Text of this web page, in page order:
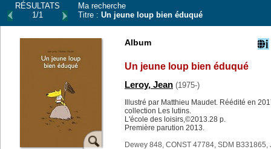
RÉSULTATS
1/1
Ma recherche
Titre : Un jeune loup bien éduqué
Album
Un jeune loup bien éduqué
Leroy, Jean (1975-)
Illustré par Matthieu Maudet. Réédité en
collection Les lutins.
L'école des loisirs,©2013.28 p.
Première parution 2013.
Dewey 848, CONST 47784, SDM B331865,